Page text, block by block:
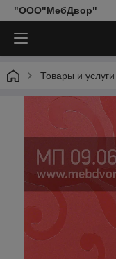
"ООО"МебДвор"
Товары и услуги